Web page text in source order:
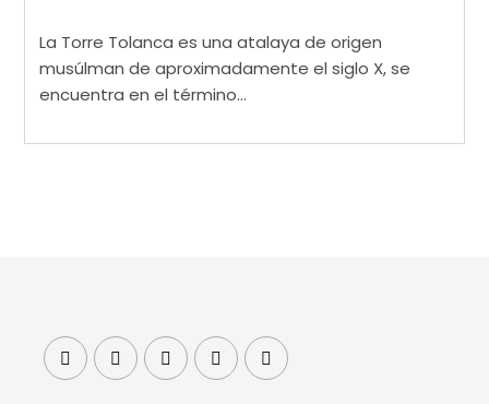
La Torre Tolanca es una atalaya de origen
musúlman de aproximadamente el siglo X, se
encuentra en el término…